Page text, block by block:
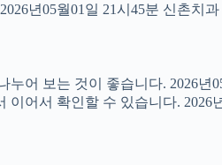
년05월01일 21시45분 신촌치
어 보는 것이 좋습니다. 2026년
어서 확인할 수 있습니다. 2026